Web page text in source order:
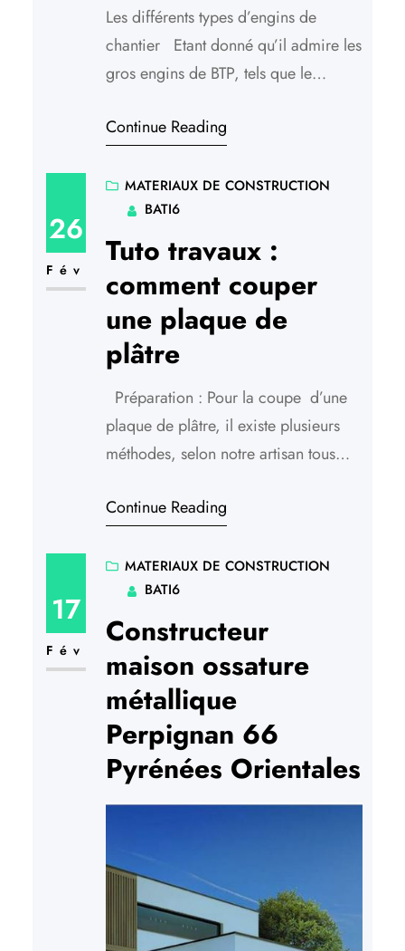
Les différents types d’engins de
chantier Etant donné qu’il admire les
gros engins de BTP, tels que le
mini pelle IHI MER, , voici un topo
réalisation de travaux diversifiés. Le
bulldozer Facilement reconnaissable,
le bulldozer est un tracteur pouvant
Continue Reading
26
Fév
MATERIAUX DE CONSTRUCTION
BATI6
Tuto travaux :
comment couper
une plaque de
plâtre
Préparation : Pour la coupe d’une
plaque de plâtre, il existe plusieurs
méthodes, selon notre artisan tous
courantes, il y la coupe à la scie et
tracez votre coupe soit au crayon,
soit au cordeau à tracé, un outil très
utile…
Continue Reading
17
Fév
MATERIAUX DE CONSTRUCTION
BATI6
Constructeur
maison ossature
métallique
Perpignan 66
Pyrénées Orientales